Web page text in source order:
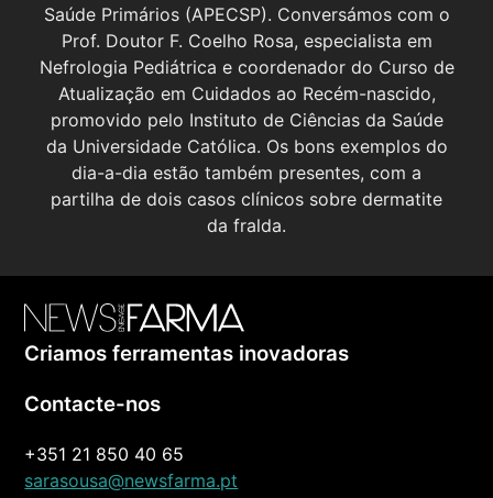
Saúde Primários (APECSP). Conversámos com o
Prof. Doutor F. Coelho Rosa, especialista em
Nefrologia Pediátrica e coordenador do Curso de
Atualização em Cuidados ao Recém-nascido,
promovido pelo Instituto de Ciências da Saúde
da Universidade Católica. Os bons exemplos do
dia-a-dia estão também presentes, com a
partilha de dois casos clínicos sobre dermatite
da fralda.
Criamos ferramentas inovadoras
Contacte-nos
+351 21 850 40 65
sarasousa@newsfarma.pt